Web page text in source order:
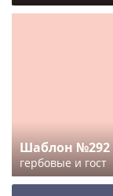
Шаблон №292
гербовые и гост